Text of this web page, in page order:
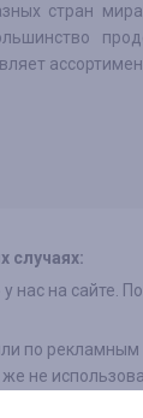
стран
случаях:
на сайте.
по
не
интернет-